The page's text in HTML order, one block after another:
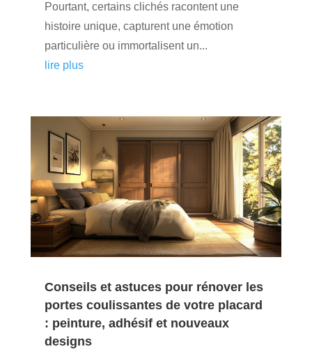
Pourtant, certains clichés racontent une
histoire unique, capturent une émotion
particulière ou immortalisent un...
lire plus
Conseils et astuces pour rénover les
portes coulissantes de votre placard
: peinture, adhésif et nouveaux
designs